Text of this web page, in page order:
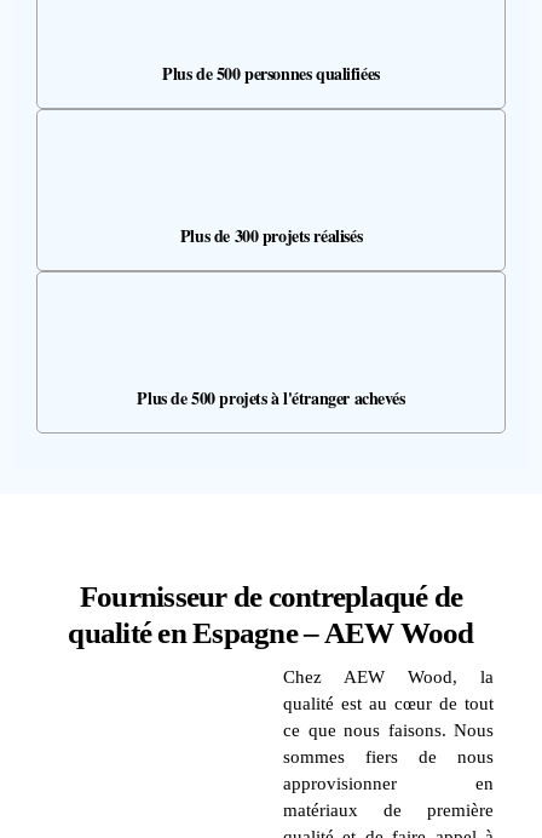
Plus de 500 personnes qualifiées
Plus de 300 projets réalisés
Plus de 500 projets à l'étranger achevés
Fournisseur de contreplaqué de
qualité en Espagne – AEW Wood
Chez AEW Wood, la
qualité est au cœur de tout
ce que nous faisons. Nous
sommes fiers de nous
approvisionner en
matériaux de première